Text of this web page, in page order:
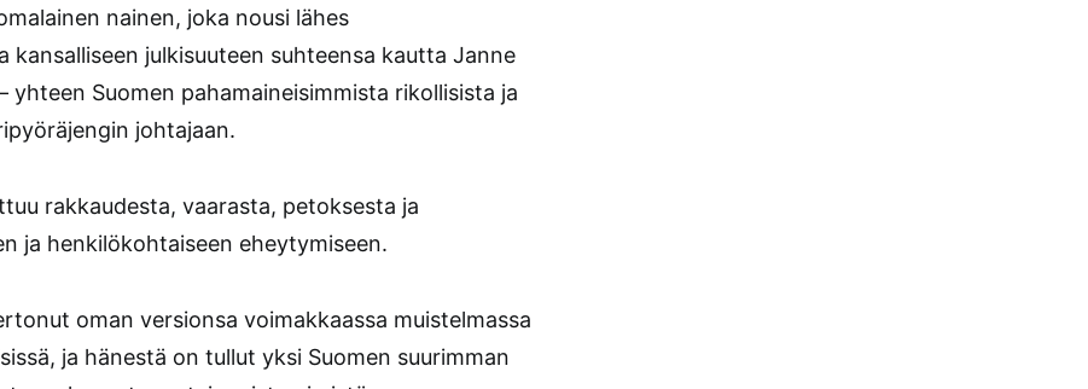
nainen, joka nousi lähes
kansalliseen julkisuuteen suhteensa kautta Janne
yhteen Suomen pahamaineisimmista rikollisista ja
johtajaan.
rakkaudesta, vaarasta, petoksesta ja
ja henkilökohtaiseen eheytymiseen.
oman versionsa voimakkaassa muistelmassa
ja hänestä on tullut yksi Suomen suurimman